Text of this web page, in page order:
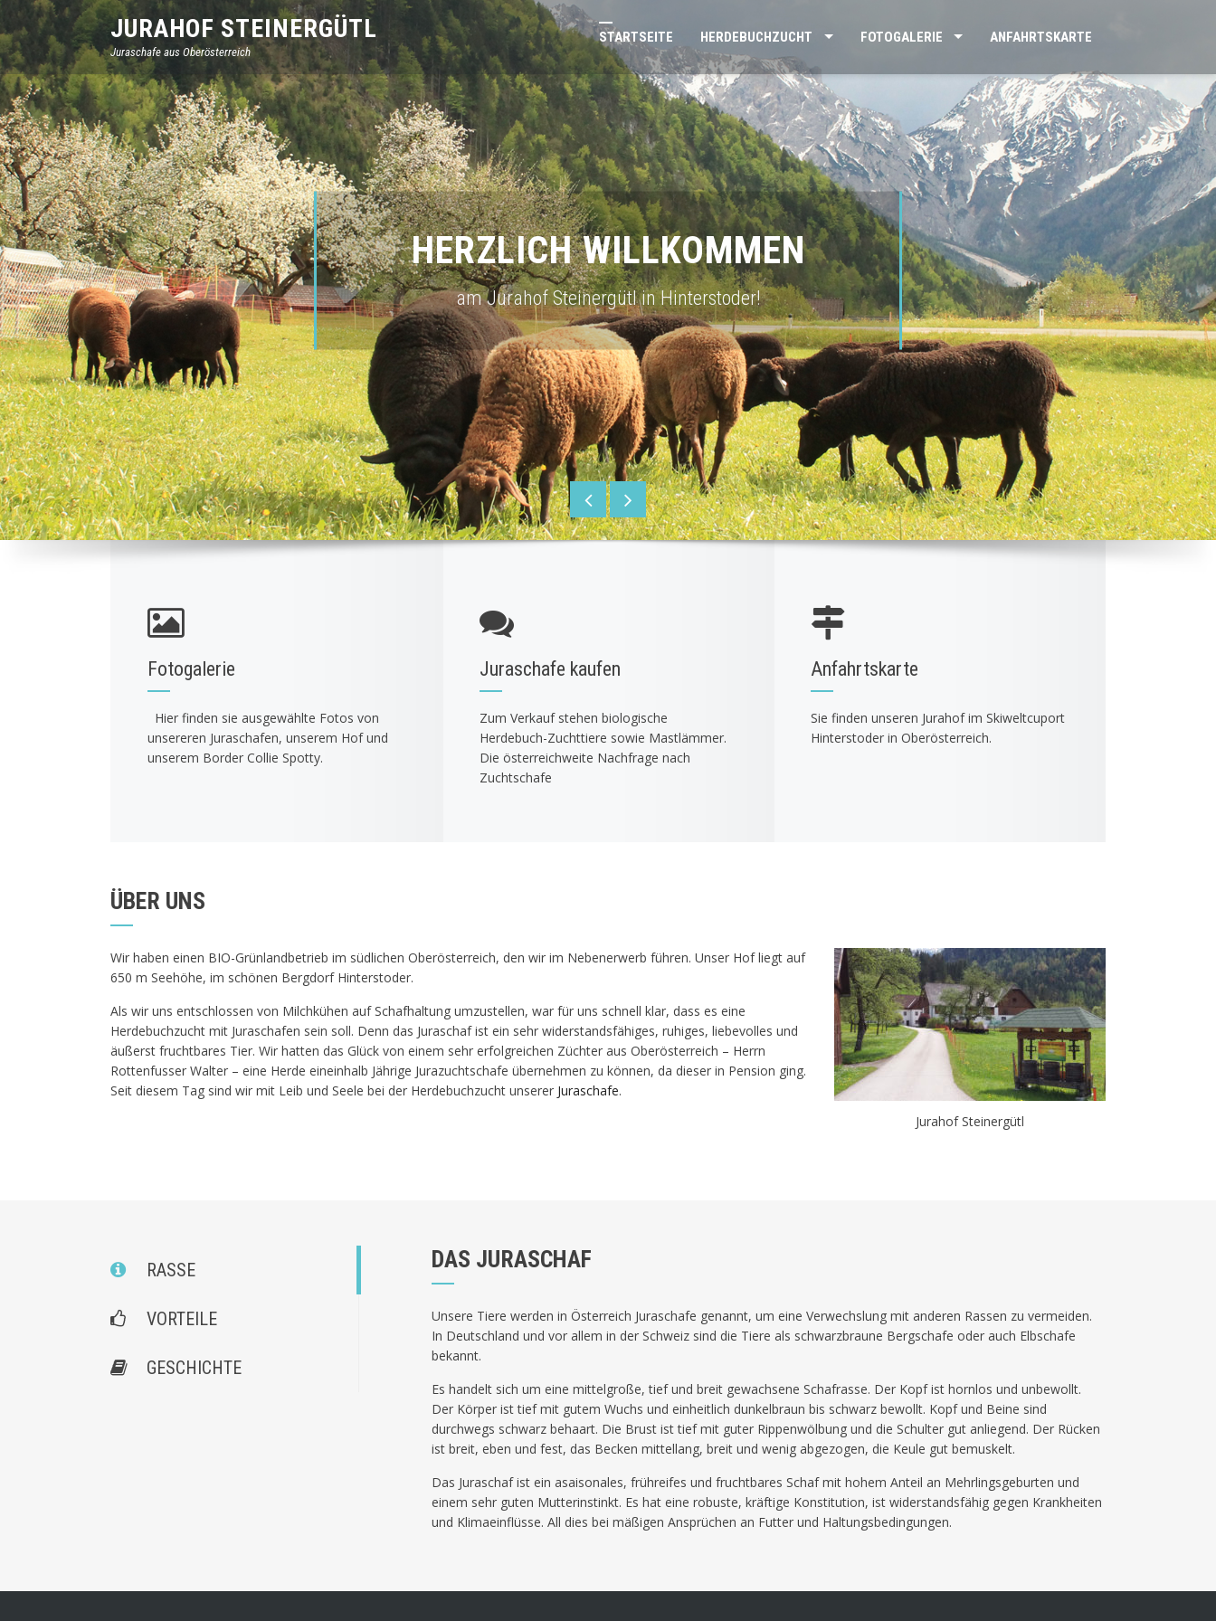
JURAHOF STEINERGÜTL
Juraschafe aus Oberösterreich
STARTSEITE HERDEBUCHZUCHT FOTOGALERIE ANFAHRTSKARTE
HERZLICH WILLKOMMEN
am Jurahof Steinergütl in Hinterstoder!
Fotogalerie
Hier finden sie ausgewählte Fotos von
unsereren Juraschafen, unserem Hof und
unserem Border Collie Spotty.
Juraschafe kaufen
Zum Verkauf stehen biologische
Herdebuch-Zuchttiere sowie Mastlämmer.
Die österreichweite Nachfrage nach
Zuchtschafe
Anfahrtskarte
Sie finden unseren Jurahof im Skiweltcuport
Hinterstoder in Oberösterreich.
ÜBER UNS
Jurahof Steinergütl
Wir haben einen BIO-Grünlandbetrieb im südlichen Oberösterreich, den wir im Nebenerwerb führen. Unser Hof liegt auf
650 m Seehöhe, im schönen Bergdorf Hinterstoder.
Als wir uns entschlossen von Milchkühen auf Schafhaltung umzustellen, war für uns schnell klar, dass es eine
Herdebuchzucht mit Juraschafen sein soll. Denn das Juraschaf ist ein sehr widerstandsfähiges, ruhiges, liebevolles und
äußerst fruchtbares Tier. Wir hatten das Glück von einem sehr erfolgreichen Züchter aus Oberösterreich – Herrn
Rottenfusser Walter – eine Herde eineinhalb Jährige Jurazuchtschafe übernehmen zu können, da dieser in Pension ging.
Seit diesem Tag sind wir mit Leib und Seele bei der Herdebuchzucht unserer Juraschafe.
RASSE
VORTEILE
GESCHICHTE
DAS JURASCHAF
Unsere Tiere werden in Österreich Juraschafe genannt, um eine Verwechslung mit anderen Rassen zu vermeiden.
In Deutschland und vor allem in der Schweiz sind die Tiere als schwarzbraune Bergschafe oder auch Elbschafe
bekannt.
Es handelt sich um eine mittelgroße, tief und breit gewachsene Schafrasse. Der Kopf ist hornlos und unbewollt.
Der Körper ist tief mit gutem Wuchs und einheitlich dunkelbraun bis schwarz bewollt. Kopf und Beine sind
durchwegs schwarz behaart. Die Brust ist tief mit guter Rippenwölbung und die Schulter gut anliegend. Der Rücken
ist breit, eben und fest, das Becken mittellang, breit und wenig abgezogen, die Keule gut bemuskelt.
Das Juraschaf ist ein asaisonales, frühreifes und fruchtbares Schaf mit hohem Anteil an Mehrlingsgeburten und
einem sehr guten Mutterinstinkt. Es hat eine robuste, kräftige Konstitution, ist widerstandsfähig gegen Krankheiten
und Klimaeinflüsse. All dies bei mäßigen Ansprüchen an Futter und Haltungsbedingungen.